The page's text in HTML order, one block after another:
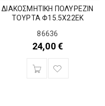
ΔΙΑΚΟΣΜΗΤΙΚΗ ΠΟΛΥΡΕΖΙΝ
ΤΟΥΡΤΑ Φ15.5Χ22ΕΚ
86636
24,00€